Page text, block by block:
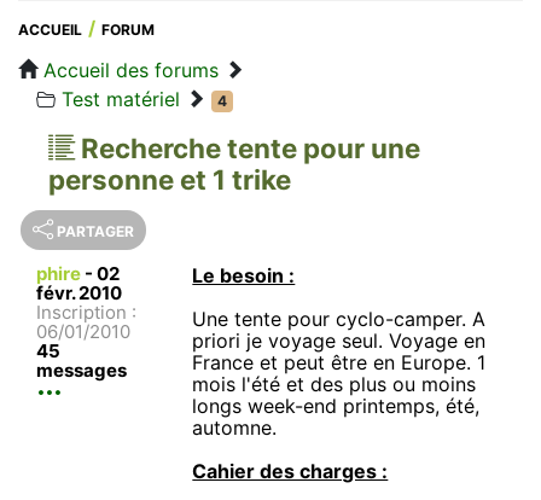
ACCUEIL FORUM
Accueil des forums
Test matériel
4
Recherche tente pour une
personne et 1 trike
PARTAGER
phire - 02
févr. 2010
Inscription :
06/01/2010
45
messages
Le besoin :
Une tente pour cyclo-camper. A
priori je voyage seul. Voyage en
France et peut être en Europe. 1
mois l'été et des plus ou moins
longs week-end printemps, été,
automne.
Cahier des charges :